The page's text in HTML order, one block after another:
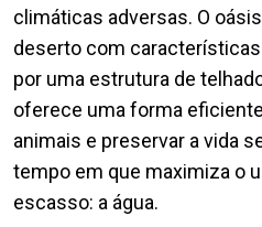
climáticas adversas. O
deserto com
por uma estrutura de
oferece uma forma
animais e preservar a vida
tempo em que maximiza o
escasso: a água.